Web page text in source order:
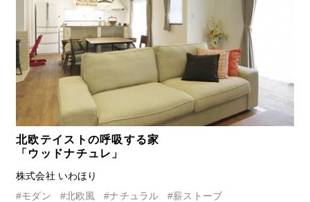
北欧テイストの呼吸する家
「ウッドナチュレ」
株式会社 いわほり
#モダン
#北欧風 #ナチュラル
#薪ストーブ